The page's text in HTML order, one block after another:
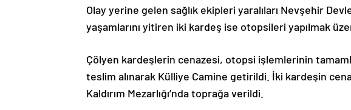
Olay yerine gelen sağlık ekipleri yaralıları Nevşehir
yaşamlarını yitiren iki kardeş ise otopsileri yapılmak
Çölyen kardeşlerin cenazesi, otopsi işlemlerinin
teslim alınarak Külliye Camine getirildi. İki kardeşin
Kaldırım Mezarlığı’nda toprağa verildi.